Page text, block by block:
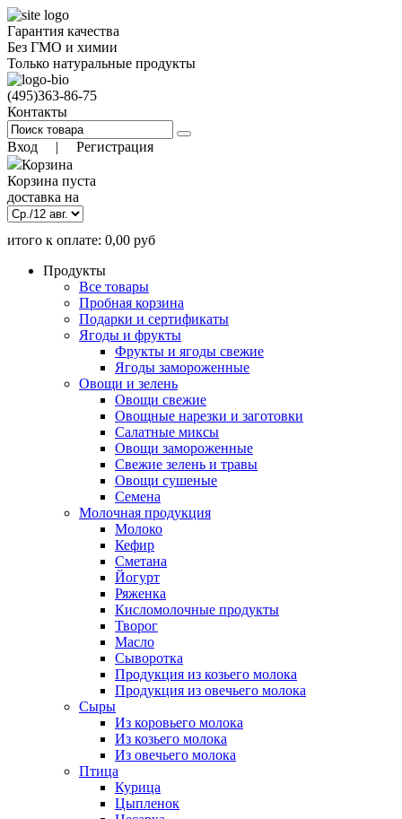
Гарантия качества
Без ГМО и химии
Только натуральные продукты
(495)363-86-75
Контакты
Вход | Регистрация
Корзина
Корзина пуста
доставка на
) 9 авг. 18:00 (заказать до
Позиций:
0.00руб
итого к оплате: 0,00 руб
Продукты
Все товары
Пробная корзина
Подарки и сертификаты
Ягоды и фрукты
Фрукты и ягоды свежие
Ягоды замороженные
Овощи и зелень
Овощи свежие
Овощные нарезки и заготовки
Салатные миксы
Овощи замороженные
Свежие зелень и травы
Овощи сушеные
Семена
Молочная продукция
Молоко
Кефир
Сметана
Йогурт
Ряженка
Кисломолочные продукты
Творог
Масло
Сыворотка
Продукция из козьего молока
Продукция из овечьего молока
Сыры
Из коровьего молока
Из козьего молока
Из овечьего молока
Птица
Курица
Цыпленок